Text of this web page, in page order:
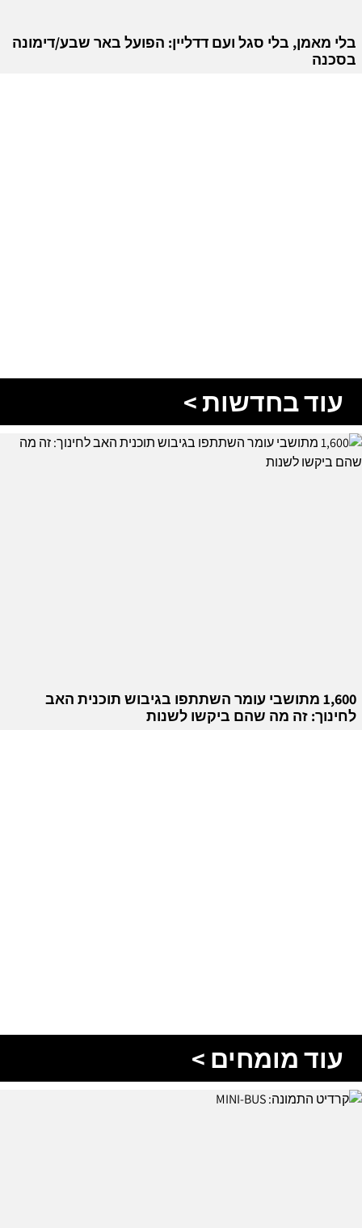
בלי מאמן, בלי סגל ועם דדליין: הפועל באר שבע/דימונה
בסכנה
עוד בחדשות >
1,600 מתושבי עומר השתתפו בגיבוש תוכנית האב
לחינוך: זה מה שהם ביקשו לשנות
עוד מומחים >